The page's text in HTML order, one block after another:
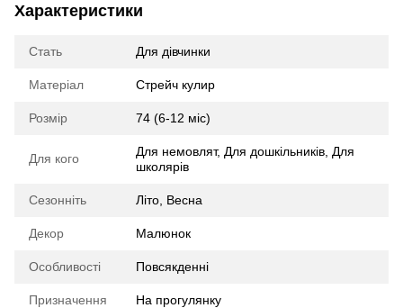
Характеристики
Стать Для дівчинки
Матеріал Стрейч кулир
Розмір 74 (6-12 міс)
Для кого Для немовлят, Для дошкільників Для
школярів
Сезонніть Літо Весна
Декор Малюнок
Особливості Повсякденні
Призначення На прогулянку